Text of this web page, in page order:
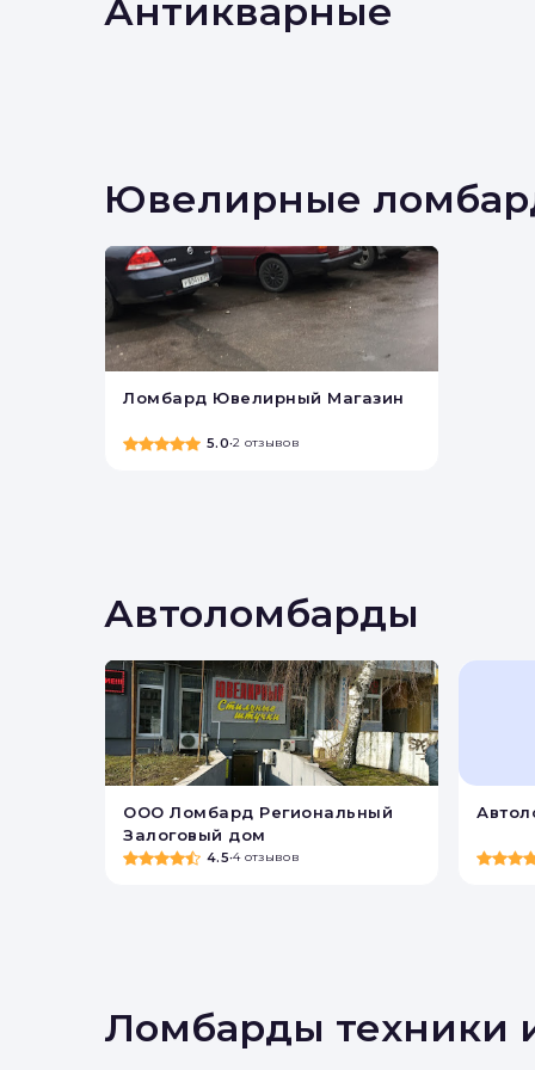
Антикварные
Ювелирные
Ломбард Ювелирный Магазин
5.0•2 отзывов
Автоломбарды
ООО Ломбард Региональный
Залоговый дом
4.5•4 отзывов
Ломбарды техники